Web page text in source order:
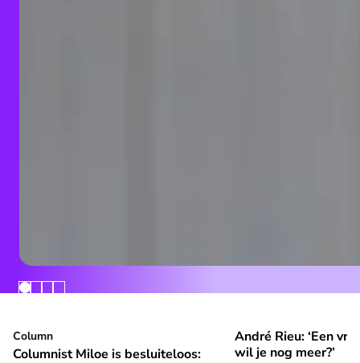
Columnist Miloe is besluiteloos: 'Mijn taak was vooral niet
⭐ Premium
Column
Columnist Miloe is besluiteloos:
André Rieu: ‘Een
⭐Premium
André Rieu: ‘Een
wil je nog meer?’